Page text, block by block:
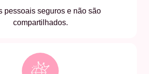
pessoais seguros e não são
compartilhados.